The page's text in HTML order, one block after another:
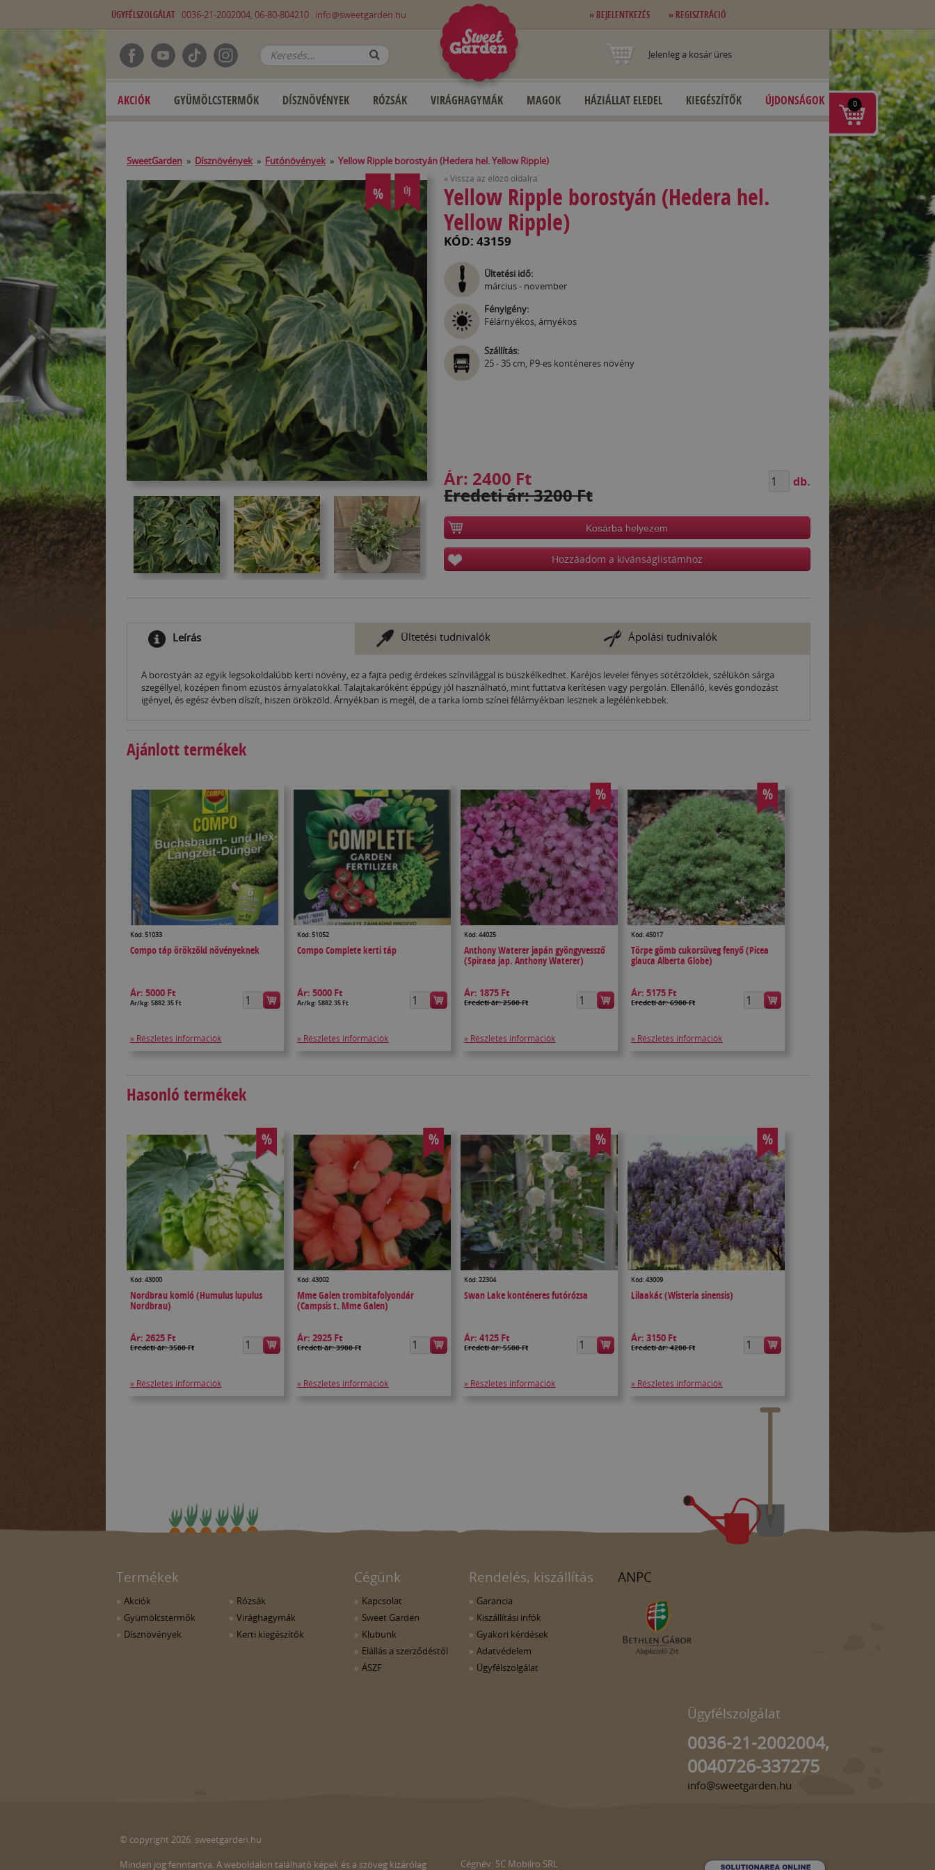
ÜGYFÉLSZOLGÁLAT 0036-21-2002004, 06-80-804210 info@sweetgarden.hu » BEJELENTKEZÉS » REGISZTRÁCIÓ
Jelenleg a kosár üres
AKCIÓK GYÜMÖLCSTERMŐK DÍSZNÖVÉNYEK RÓZSÁK VIRÁGHAGYMÁK MAGOK HÁZIÁLLAT ELEDEL KIEGÉSZÍTŐK ÚJDONSÁGOK
SweetGarden » Dísznövények » Futónövények » Yellow Ripple borostyán (Hedera hel. Yellow Ripple)
% ÚJ
« Vissza az előző oldalra
Yellow Ripple borostyán (Hedera hel.
Yellow Ripple)
KÓD: 43159
Ültetési idő:
március - november
Fényigény:
Félárnyékos, árnyékos
Szállítás:
25 - 35 cm, P9-es konténeres növény
Ár: 2400 Ft
Eredeti ár: 3200 Ft
db.
Kosárba helyezem
Hozzáadom a kívánságlistámhoz
Leírás Ültetési tudnivalók Ápolási tudnivalók
A borostyán az egyik legsokoldalúbb kerti növény, ez a fajta pedig érdekes színvilággal is büszkélkedhet. Karéjos levelei fényes sötétzöldek, szélükön sárga
szegéllyel, középen finom ezüstös árnyalatokkal. Talajtakaróként éppúgy jól használható, mint futtatva kerítésen vagy pergolán. Ellenálló, kevés gondozást
igényel, és egész évben díszít, hiszen örökzöld. Árnyékban is megél, de a tarka lomb színei félárnyékban lesznek a legélénkebbek.
Ajánlott termékek
Kód: 51033
Compo táp örökzöld növényeknek
Ár: 5000 Ft
Ár/kg: 5882.35 Ft
» Részletes információk
Kód: 51052
Compo Complete kerti táp
Ár:5000 Ft
Ár/kg: 5882.35 Ft
» Részletes információk
%
Kód: 44025
Anthony Waterer japán gyöngyvessző
(Spiraea jap. Anthony Waterer)
Ár: 1875 Ft
Eredeti ár: 2500 Ft
» Részletes információk
%
Kód: 45017
Törpe gömb cukorsüveg fenyő (Picea
glauca Alberta Globe)
Ár:5175 Ft
Eredeti ár: 6900 Ft
» Részletes információk
Hasonló termékek
%
Kód: 43000
Nordbrau komló (Humulus lupulus
Nordbrau)
Ár: 2625 Ft
Eredeti ár: 3500 Ft
» Részletes információk
%
Kód: 43002
Mme Galen trombitafolyondár
(Campsis t. Mme Galen)
Ár:2925 Ft
Eredeti ár: 3900 Ft
» Részletes információk
%
Kód: 22304
Swan Lake konténeres futórózsa
Ár:4125 Ft
Eredeti ár: 5500 Ft
» Részletes információk
%
Kód: 43009
Lilaakác (Wisteria sinensis)
Ár:3150 Ft
Eredeti ár: 4200 Ft
» Részletes információk
Termékek
Akciók
Gyümölcstermők
Dísznövények
Rózsák
Virághagymák
Kerti kiegészítők
Cégünk
Kapcsolat
Sweet Garden
Klubunk
Elállás a szerződéstől
ÁSZF
Rendelés, kiszállítás
Garancia
Kiszállítási infók
Gyakori kérdések
Adatvédelem
Ügyfélszolgálat
ANPC
Ügyfélszolgálat
0036-21-2002004,
0040726-337275
info@sweetgarden.hu
© copyright 2026. sweetgarden.hu
Minden jog fenntartva. A weboldalon található képek és a szöveg kizárólag
Cégnév: SC Mobilro SRL
0